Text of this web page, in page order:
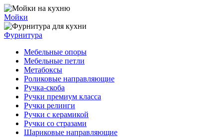
Мойки
Фурнитура
Мебельные опоры
Мебельные петли
Метабоксы
Роликовые направляющие
Ручка-скоба
Ручки премиум класса
Ручки релинги
Ручки с керамикой
Ручки со стразами
Шариковые направляющие